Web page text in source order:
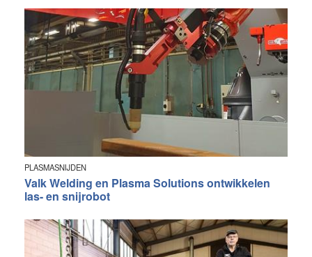
PLASMASNIJDEN
Valk Welding en Plasma Solutions ontwikkelen
las- en snijrobot